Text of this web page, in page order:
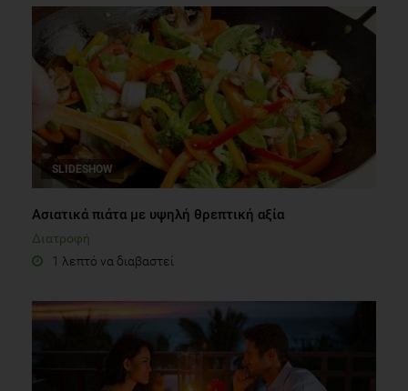
SLIDESHOW
Ασιατικά πιάτα με υψηλή θρεπτική αξία
Διατροφή
1 λεπτό να διαβαστεί